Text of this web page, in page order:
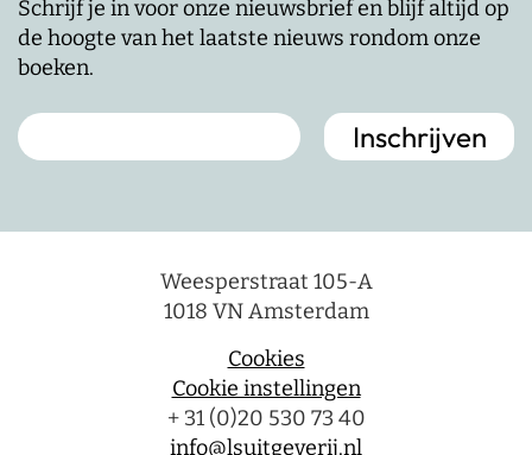
Schrijf je in voor onze nieuwsbrief en blijf altijd op
de hoogte van het laatste nieuws rondom onze
boeken.
Weesperstraat 105-A
1018 VN Amsterdam
Cookies
Cookie instellingen
+ 31 (0)20 530 73 40
info@lsuitgeverij.nl